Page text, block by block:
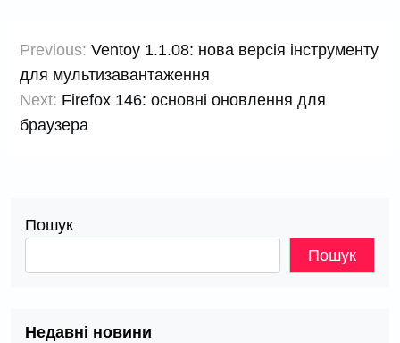
записів
Previous: Ventoy 1.1.08: нова версія інструменту
для мультизавантаження
Next: Firefox 146: основні оновлення для
браузера
Пошук
Пошук
Недавні новини